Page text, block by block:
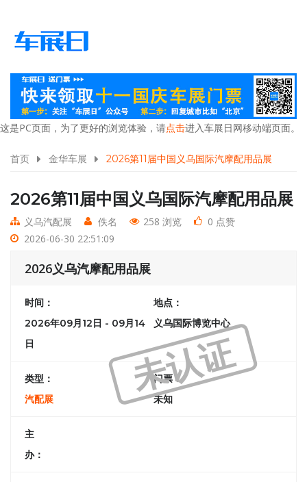
这是PC页面，为了更好的浏览体验，请点击进入车展日网移动端页面。
首页 金华车展 2026第11届中国义乌国际汽摩配用品展
2026第11届中国义乌国际汽摩配用品展
义乌汽配展 佚名 258 浏览
0 点赞
2026-06-30 22:51:09
2026义乌汽摩配用品展
未认证
时间：
2026年09月12日 - 09月14
日
地点：
义乌国际博览中心
类型：
汽配展
门票：
未知
主
办：